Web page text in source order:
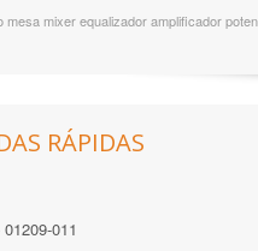
mixer equalizador amplificador
RÁPIDAS
011